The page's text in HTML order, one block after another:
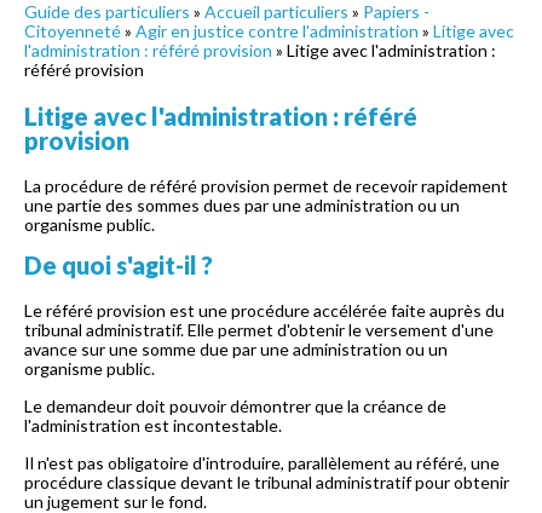
Guide des particuliers » Accueil particuliers » Papiers -
Citoyenneté» Agir en justice contre l'administration » Litige avec
l'administration : référé provision » Litige avec l'administration :
référé provision
Litige avec l'administration : référé
provision
La procédure de référé provision permet de recevoir rapidement
une partie des sommes dues par une administration ou un
organisme public.
De quoi s'agit-il ?
Le référé provision est une procédure accélérée faite auprès du
tribunal administratif. Elle permet d'obtenir le versement d'une
avance sur une somme due par une administration ou un
organisme public.
Le demandeur doit pouvoir démontrer que la créance de
l'administration est incontestable.
Il n'est pas obligatoire d'introduire, parallèlement au référé, une
procédure classique devant le tribunal administratif pour obtenir
un jugement sur le fond.